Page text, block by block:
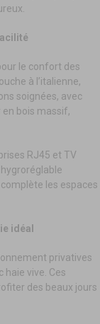
le confort des
à l’italienne,
soignées, avec
bois massif,
RJ45 et TV
les espaces
idéal
privatives
haie vive. Ces
des beaux jours